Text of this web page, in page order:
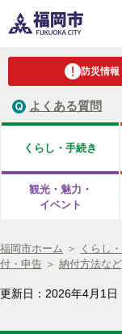
防災情報
よくある質問
くらし・手続き
観光・魅力・
イベント
福岡市ホーム ＞ くらし
付・申告 ＞ 納付方法など
更新日：2026年4月1日